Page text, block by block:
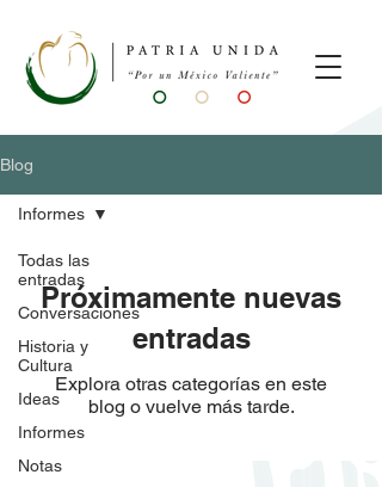
Blog
Todas las
entradas
Conversaciones
Historia y
Cultura
Ideas
Informes
Notas
Informes
Próximamente nuevas
entradas
Explora otras categorías en este
blog o vuelve más tarde.